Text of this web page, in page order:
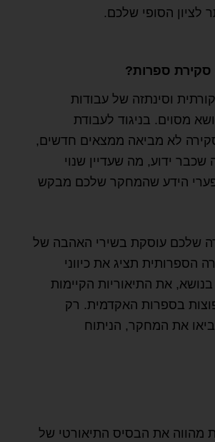
לציון הסופי שלכם.
סקירת ספרות?
וסינתזה של עבודות
מסוים. בניגוד לעבודת
לא מביאה ממצאים חדשים,
ידוע, מה שעדיין שנוי
הידע שהמחקר שלכם מבקש
שלכם עוסקת בשירי האהבה של
הספרותית תציג את כיווני
את התיאוריות הקיימות
בספרות האקדמית. רק
את המחקר, הניתוח
מהווה את הבסיס התיאורטי של